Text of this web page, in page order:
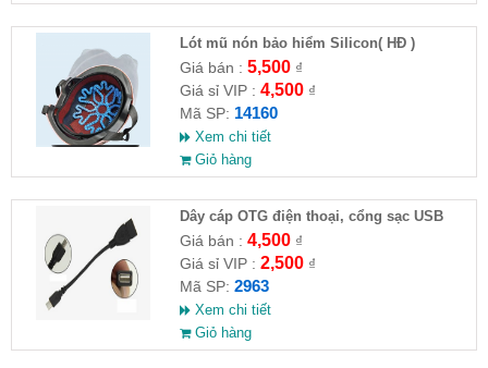
Lót mũ nón bảo hiểm Silicon( HĐ )
Giá bán : 5,500₫
Giá sỉ VIP : 4,500₫
Mã SP: 14160
Xem chi tiết
Giỏ hàng
Dây cáp OTG điện thoại, cổng sạc USB
Giá bán : 4,500₫
Giá sỉ VIP : 2,500₫
Mã SP: 2963
Xem chi tiết
Giỏ hàng